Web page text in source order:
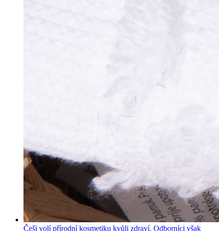
Češi volí přírodní kosmetiku kvůli zdraví. Odborníci však